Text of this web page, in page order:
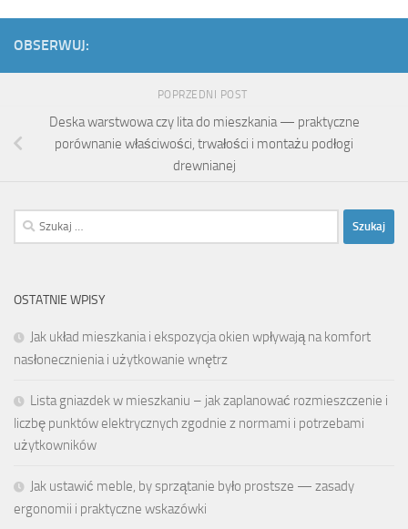
OBSERWUJ:
POPRZEDNI POST
Deska warstwowa czy lita do mieszkania — praktyczne
porównanie właściwości, trwałości i montażu podłogi
drewnianej
Szukaj:
OSTATNIE WPISY
Jak układ mieszkania i ekspozycja okien wpływają na komfort
nasłonecznienia i użytkowanie wnętrz
Lista gniazdek w mieszkaniu – jak zaplanować rozmieszczenie i
liczbę punktów elektrycznych zgodnie z normami i potrzebami
użytkowników
Jak ustawić meble, by sprzątanie było prostsze — zasady
ergonomii i praktyczne wskazówki